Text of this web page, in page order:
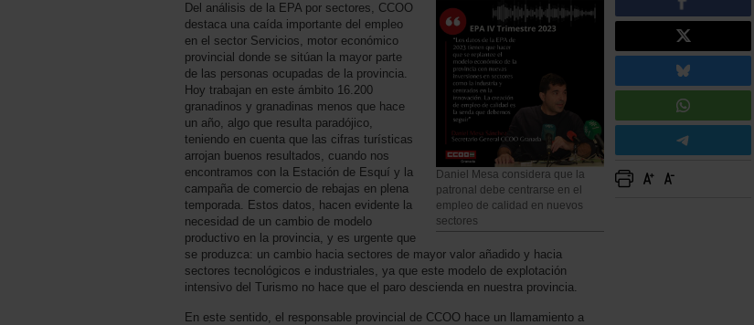
Daniel Mesa considera que la
patronal debe centrarse en el
empleo de calidad en nuevos
sectores
Del análisis de la EPA por sectores, CCOO
destaca una caída importante del empleo
en el sector Servicios, motor económico
provincial donde se sitúan la mayor parte
de las personas ocupadas de la provincia.
Hoy trabajan en este ámbito 16.200
granadinos y granadinas menos que hace
un año, algo que resulta paradójico,
teniendo en cuenta que las cifras turísticas
arrojan buenos resultados, cuando nos
encontramos con la Estación de Esquí y la
campaña de comercio de rebajas en plena
temporada. Estos datos, hacen evidente la
necesidad de un cambio de modelo
productivo en la provincia, y es urgente que
se produzca: un cambio hacia sectores de mayor valor añadido y hacia
sectores tecnológicos e industriales, ya que este modelo de explotación
intensivo del Turismo no hace que el paro descienda en nuestra provincia.
En este sentido, el responsable provincial de CCOO hace un llamamiento a